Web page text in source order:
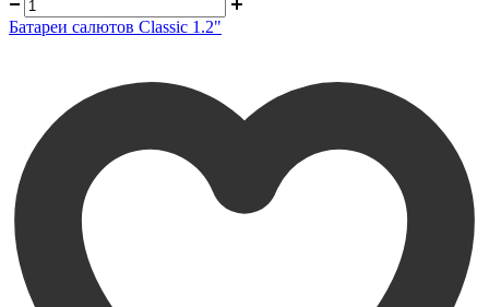
Батареи салютов Classic 1.2"